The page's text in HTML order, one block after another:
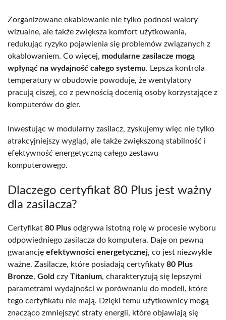
Zorganizowane okablowanie nie tylko podnosi walory
wizualne, ale także zwiększa komfort użytkowania,
redukując ryzyko pojawienia się problemów związanych z
okablowaniem. Co więcej, modularne zasilacze mogą
wpłynąć na wydajność całego systemu. Lepsza kontrola
temperatury w obudowie powoduje, że wentylatory
pracują ciszej, co z pewnością docenią osoby korzystające z
komputerów do gier.
Inwestując w modularny zasilacz, zyskujemy więc nie tylko
atrakcyjniejszy wygląd, ale także zwiększoną stabilność i
efektywność energetyczną całego zestawu
komputerowego.
Dlaczego certyfikat 80 Plus jest ważny
dla zasilacza?
Certyfikat 80 Plus odgrywa istotną rolę w procesie wyboru
odpowiedniego zasilacza do komputera. Daje on pewną
gwarancję efektywności energetycznej, co jest niezwykle
ważne. Zasilacze, które posiadają certyfikaty 80 Plus
Bronze, Gold czy Titanium, charakteryzują się lepszymi
parametrami wydajności w porównaniu do modeli, które
tego certyfikatu nie mają. Dzięki temu użytkownicy mogą
znacząco zmniejszyć straty energii, które objawiają się